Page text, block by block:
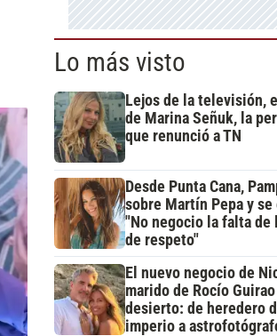
Lo más visto
Lejos de la televisión,
de Marina Señuk, la
que renunció a TN
Desde Punta Cana,
sobre Martín Pepa y se
"No negocio la falta de
de respeto"
El nuevo negocio de
marido de Rocío Guirao
desierto: de heredero
imperio a